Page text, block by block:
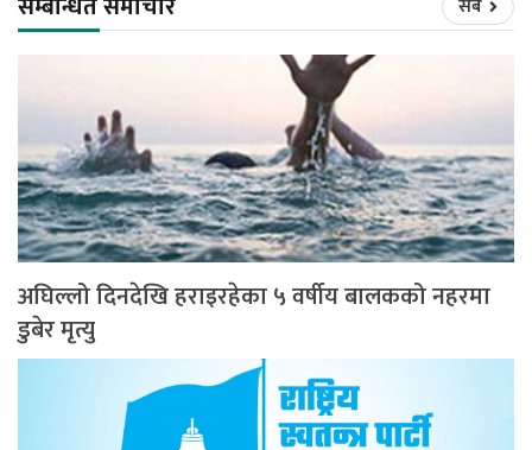
सबै
अघिल्लो दिनदेखि हराइरहेका ५ वर्षीय बालकको नहरमा
डुबेर मृत्यु